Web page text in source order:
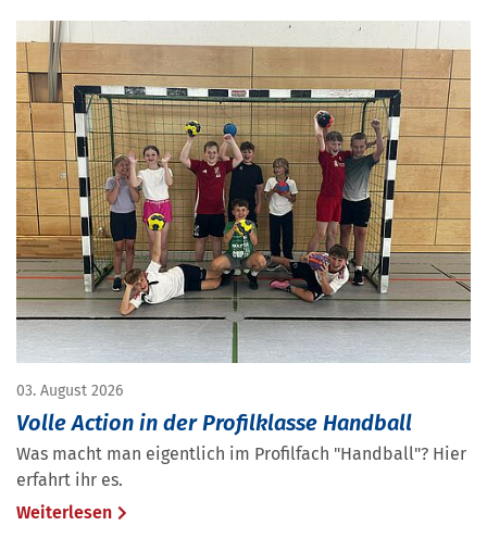
03. August 2026
Volle Action in der Profilklasse Handball
Was macht man eigentlich im Profilfach "Handball"? Hier
erfahrt ihr es.
Weiterlesen